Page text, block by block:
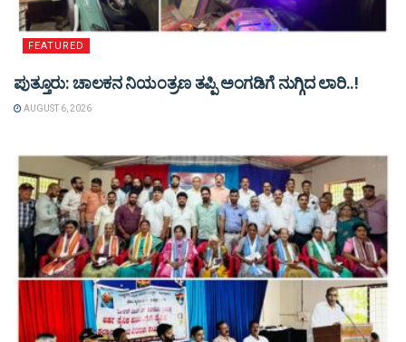
FEATURED
ಪುತ್ತೂರು: ಚಾಲಕನ ನಿಯಂತ್ರಣ ತಪ್ಪಿ ಅಂಗಡಿಗೆ ನುಗ್ಗಿದ ಲಾರಿ..!
AUGUST 6, 2026